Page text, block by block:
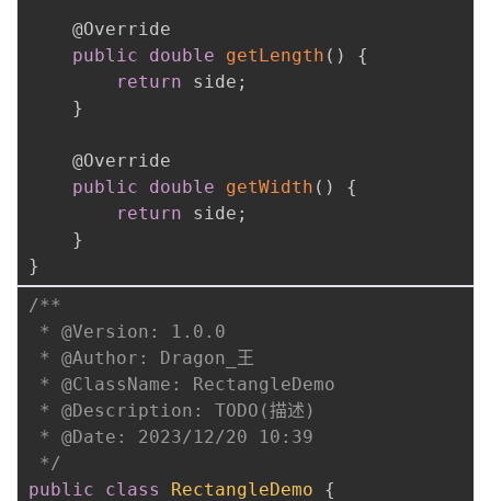
@Override
public
double getLength ( )
{
return side ;
}
@Override
public
double getWidth ( )
{
return side ;
}
}
/**
* @Version: 1.0.0
* @Author: Dragon_王
* @ClassName: RectangleDemo
* @Description: TODO(描述)
* @Date: 2023/12/20 10:39
*/
public
class RectangleDemo
{